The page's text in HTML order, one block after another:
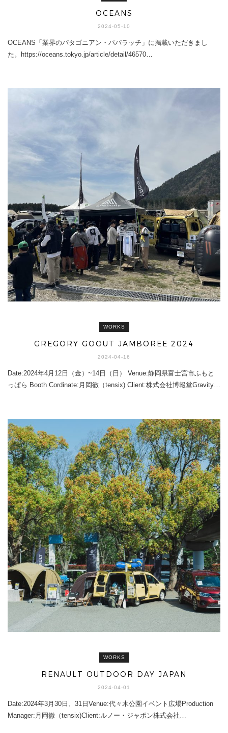
OCEANS
2024-05-10
OCEANS「業界のパタゴニアン・パパラッチ」に掲載いただきまし
た。https://oceans.tokyo.jp/article/detail/46570…
WORKS
GREGORY GOOUT JAMBOREE 2024
2024-04-16
Date:2024年4月12日（金）~14日（日） Venue:静岡県富士宮市ふもと
っぱら Booth Cordinate:月岡徹（tensix) Client:株式会社博報堂Gravity…
WORKS
RENAULT OUTDOOR DAY JAPAN
2024-04-01
Date:2024年3月30日、31日Venue:代々木公園イベント広場Production
Manager:月岡徹（tensix)Client:ルノー・ジャポン株式会社…